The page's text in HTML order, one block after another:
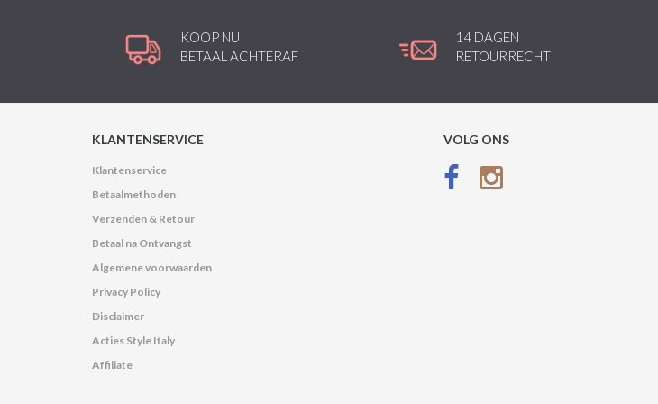
KOOP NU
BETAAL ACHTERAF
14 DAGEN
RETOURRECHT
KLANTENSERVICE
Klantenservice
Betaalmethoden
Verzenden & Retour
Betaal na Ontvangst
Algemene voorwaarden
Privacy Policy
Disclaimer
Acties Style Italy
Affiliate
VOLG ONS